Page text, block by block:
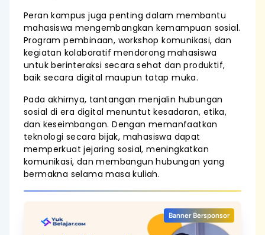
Peran kampus juga penting dalam membantu
mahasiswa mengembangkan kemampuan sosial.
Program pembinaan, workshop komunikasi, dan
kegiatan kolaboratif mendorong mahasiswa
untuk berinteraksi secara sehat dan produktif,
baik secara digital maupun tatap muka.
Pada akhirnya, tantangan menjalin hubungan
sosial di era digital menuntut kesadaran, etika,
dan keseimbangan. Dengan memanfaatkan
teknologi secara bijak, mahasiswa dapat
memperkuat jejaring sosial, meningkatkan
komunikasi, dan membangun hubungan yang
bermakna selama masa kuliah.
Banner Bersponsor